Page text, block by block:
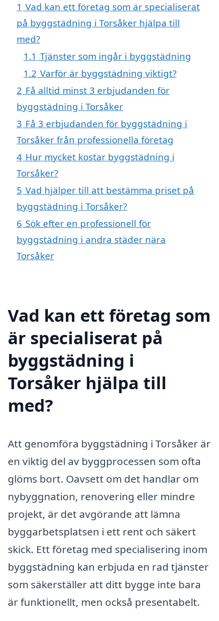
1 Vad kan ett företag som är specialiserat
på byggstädning i Torsåker hjälpa till
med?
1.1 Tjänster som ingår i byggstädning
1.2 Varför är byggstädning viktigt?
2 Få alltid minst 3 erbjudanden för
byggstädning i Torsåker
3 Få 3 erbjudanden för byggstädning i
Torsåker från professionella företag
4 Hur mycket kostar byggstädning i
Torsåker?
5 Vad hjälper till att bestämma priset på
byggstädning i Torsåker?
6 Sök efter en professionell för
byggstädning i andra städer nära
Torsåker
Vad kan ett företag som
är specialiserat på
byggstädning i
Torsåker hjälpa till
med?
Att genomföra byggstädning i Torsåker är
en viktig del av byggprocessen som ofta
glöms bort. Oavsett om det handlar om
nybyggnation, renovering eller mindre
projekt, är det avgörande att lämna
byggarbetsplatsen i ett rent och säkert
skick. Ett företag med specialisering inom
byggstädning kan erbjuda en rad tjänster
som säkerställer att ditt bygge inte bara
är funktionellt, men också presentabelt.